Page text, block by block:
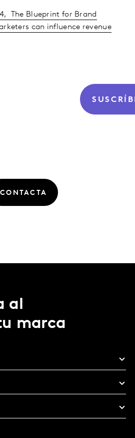
The Blueprint for Brand
can influence revenue
CONTACTA
al
marca